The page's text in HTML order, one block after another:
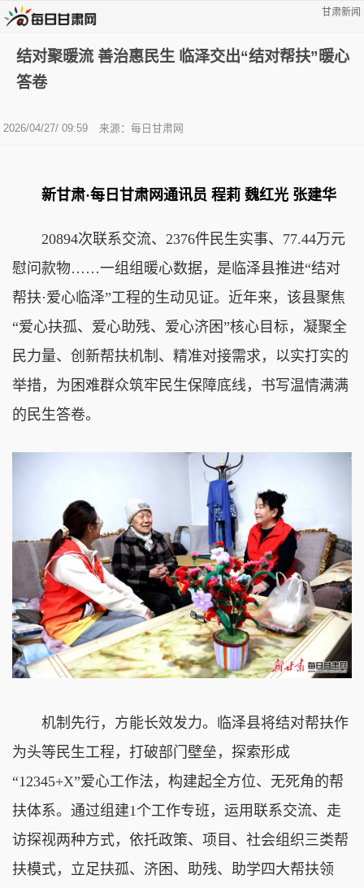
甘肃新闻
结对聚暖流 善治惠民生 临泽交出“结对帮扶”暖心
答卷
2026/04/27/ 09:59 来源：每日甘肃网
新甘肃·每日甘肃网通讯员 程莉 魏红光 张建华
20894次联系交流、2376件民生实事、77.44万元
慰问款物……一组组暖心数据，是临泽县推进“结对
帮扶·爱心临泽”工程的生动见证。近年来，该县聚焦
“爱心扶孤、爱心助残、爱心济困”核心目标，凝聚全
民力量、创新帮扶机制、精准对接需求，以实打实的
举措，为困难群众筑牢民生保障底线，书写温情满满
的民生答卷。
机制先行，方能长效发力。临泽县将结对帮扶作
为头等民生工程，打破部门壁垒，探索形成
“12345+X”爱心工作法，构建起全方位、无死角的帮
扶体系。通过组建1个工作专班，运用联系交流、走
访探视两种方式，依托政策、项目、社会组织三类帮
扶模式，立足扶孤、济困、助残、助学四大帮扶领